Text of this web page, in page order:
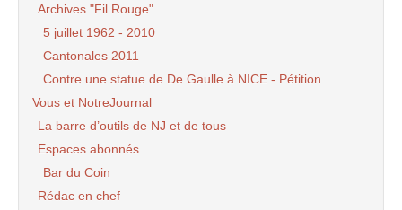
Archives "Fil Rouge"
5 juillet 1962 - 2010
Cantonales 2011
Contre une statue de De Gaulle à NICE - Pétition
Vous et NotreJournal
La barre d’outils de NJ et de tous
Espaces abonnés
Bar du Coin
Rédac en chef